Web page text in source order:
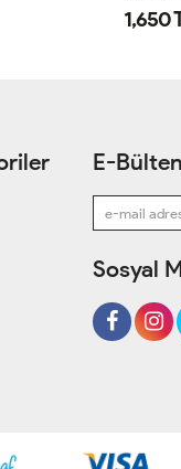
1,650
E-
Sosyal